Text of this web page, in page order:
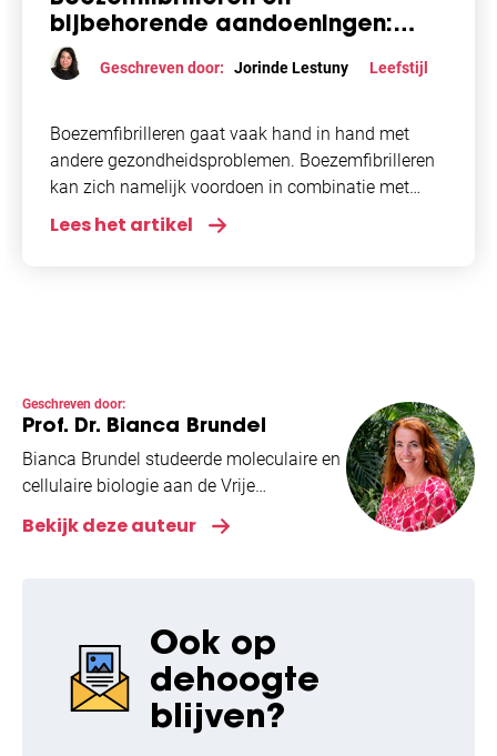
bijbehorende aandoeningen:
eenvoudige stappen om de regie
over je gezondheid te nemen
Geschreven door: Jorinde Lestuny Leefstijl
Boezemfibrilleren gaat vaak hand in hand met
andere gezondheidsproblemen. Boezemfibrilleren
kan zich namelijk voordoen in combinatie met
aandoeningen zoals hoge bloeddruk, diabetes en
slaapapneu. Samen kunnen deze comorbiditeiten
Lees het artikel
Geschreven door:
Prof. Dr. Bianca Brundel
Bianca Brundel studeerde moleculaire en
cellulaire biologie aan de Vrije
Universiteit Amsterdam, waarna ze
promotie onderzoek naar DNA, RNA en
afdeling Fysiologie Amsterdam UMC,
locatie VUmc, waar zij zich bezighoudt
met het ontrafelen van de moleculaire
oorzaken van boezemfibrilleren. Voor dit
Bekijk deze auteur
Ook op
dehoogte
blijven?